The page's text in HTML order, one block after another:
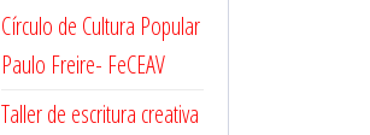
Círculo de Cultura Popular
Paulo Freire- FeCEAV
Taller de escritura creativa